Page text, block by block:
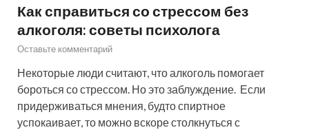
Как справиться со стрессом без
алкоголя: советы психолога
Оставьте комментарий
Некоторые люди считают, что алкоголь помогает
бороться со стрессом. Но это заблуждение. Если
придерживаться мнения, будто спиртное
успокаивает, то можно вскоре столкнуться с